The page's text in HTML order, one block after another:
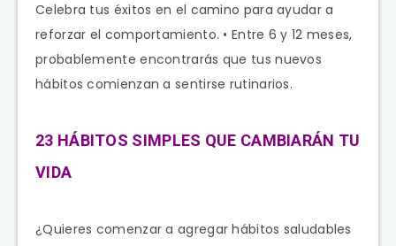
Celebra tus éxitos en el camino para ayudar a
reforzar el comportamiento. • Entre 6 y 12 meses,
probablemente encontrarás que tus nuevos
hábitos comienzan a sentirse rutinarios.
23 HÁBITOS SIMPLES QUE CAMBIARÁN TU
VIDA
¿Quieres comenzar a agregar hábitos saludables